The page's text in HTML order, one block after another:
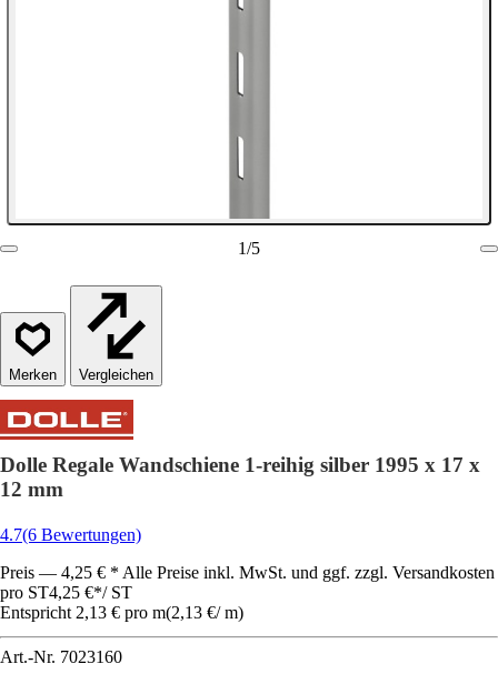
1/5
Vergleichen
Dolle Regale Wandschiene 1-reihig silber 1995 x 17 x
12 mm
4.7(6 Bewertungen)
Preis — 4,25 € * Alle Preise inkl. MwSt. und ggf. zzgl. Versandkosten
pro ST4,25 €*/ ST
Entspricht 2,13 € pro m(2,13 €/ m)
Art.-Nr. 7023160